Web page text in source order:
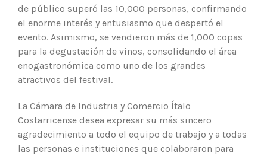
de público superó las 10,000 personas, confirmando
el enorme interés y entusiasmo que despertó el
evento. Asimismo, se vendieron más de 1,000 copas
para la degustación de vinos, consolidando el área
enogastronómica como uno de los grandes
atractivos del festival.
La Cámara de Industria y Comercio Ítalo
Costarricense desea expresar su más sincero
agradecimiento a todo el equipo de trabajo y a todas
las personas e instituciones que colaboraron para